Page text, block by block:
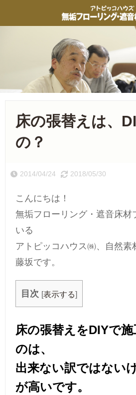
床の張替えは、
の？
2014/04/24 2018/05/30
こんにちは！
無垢フローリング・遮音床材
いる
アトピッコハウス㈱、自然素
藤坂です。
目次 [表示する]
床の張替えをDIYで
のは、
出来ない訳ではない
が高いです。